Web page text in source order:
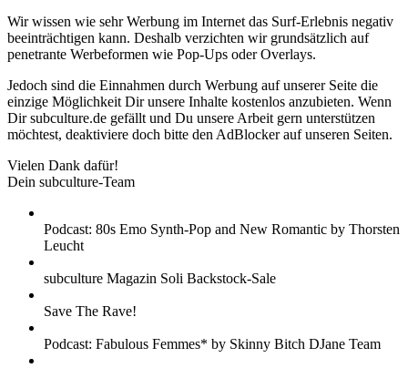
Wir wissen wie sehr Werbung im Internet das Surf-Erlebnis negativ
beeinträchtigen kann. Deshalb verzichten wir grundsätzlich auf
penetrante Werbeformen wie Pop-Ups oder Overlays.
Jedoch sind die Einnahmen durch Werbung auf unserer Seite die
einzige Möglichkeit Dir unsere Inhalte kostenlos anzubieten. Wenn
Dir subculture.de gefällt und Du unsere Arbeit gern unterstützen
möchtest, deaktiviere doch bitte den AdBlocker auf unseren Seiten.
Vielen Dank dafür!
Dein subculture-Team
Podcast: 80s Emo Synth-Pop and New Romantic by Thorsten
Leucht
subculture Magazin Soli Backstock-Sale
Save The Rave!
Podcast: Fabulous Femmes* by Skinny Bitch DJane Team